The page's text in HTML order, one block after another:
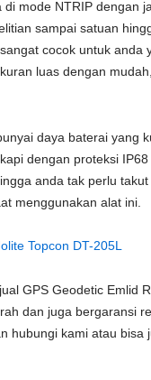
di mode NTRIP dengan
sampai satuan
cocok untuk anda
luas dengan
daya baterai yang
dengan proteksi
anda tak perlu
menggunakan alat ini.
Topcon DT-205L
GPS Geodetic Emlid
dan juga bergaransi
hubungi kami atau bisa